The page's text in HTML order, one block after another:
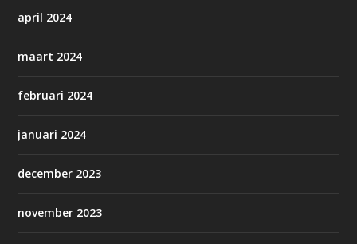
april 2024
maart 2024
februari 2024
januari 2024
december 2023
november 2023